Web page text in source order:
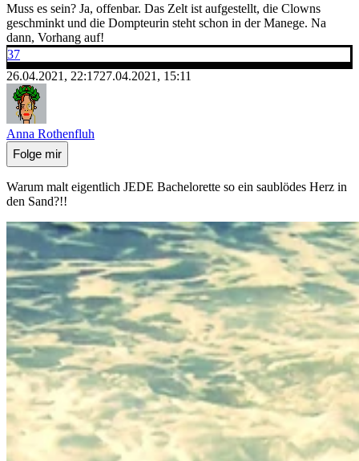
Muss es sein? Ja, offenbar. Das Zelt ist aufgestellt, die Clowns
geschminkt und die Dompteurin steht schon in der Manege. Na
dann, Vorhang auf!
37
26.04.2021, 22:1727.04.2021, 15:11
Anna Rothenfluh
Folge mir
Warum malt eigentlich JEDE Bachelorette so ein saublödes Herz in
den Sand?!!